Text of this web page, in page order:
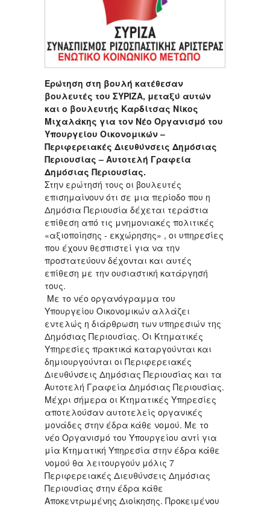
Ερώτηση στη βουλή κατέθεσαν
βουλευτές του ΣΥΡΙΖΑ, μεταξύ αυτών
και ο βουλευτής Καρδίτσας Νίκος
Μιχαλάκης για τον Νέο Οργανισμό του
Υπουργείου Οικονομικών –
Περιφερειακές Διευθύνσεις Δημόσιας
Περιουσίας – Αυτοτελή Γραφεία
Δημόσιας Περιουσίας.
Στην ερώτησή τους οι βουλευτές
επισημαίνουν ότι σε μια περίοδο που η
Δημόσια Περιουσία δέχεται τεράστια
επίθεση από τις μνημονιακές πολιτικές
«αξιοποίησης - εκχώρησης» , οι υπηρεσίες
που έχουν θεσπιστεί για να την
προστατεύουν δέχονται και αυτές
επίθεση με την ουσιαστική κατάργησή
τους.
Με το νέο οργανόγραμμα του
Υπουργείου Οικονομικών αλλάζει
εντελώς η διάρθρωση των υπηρεσιών της
Δημόσιας Περιουσίας. Οι Κτηματικές
Υπηρεσίες πρακτικά καταργούνται και
δημιουργούνται οι Περιφερειακές
Διευθύνσεις Δημόσιας Περιουσίας και τα
Αυτοτελή Γραφεία Δημόσιας Περιουσίας.
Μέχρι σήμερα οι Κτηματικές Υπηρεσίες
αποτελούσαν αυτοτελείς οργανικές
μονάδες στην έδρα κάθε νομού. Με το
νέο Οργανισμό του Υπουργείου αντί για
μία Κτηματική Υπηρεσία στην έδρα κάθε
νομού θα λειτουργούν μόλις 7
Περιφερειακές Διευθύνσεις Δημόσιας
Περιουσίας στην έδρα κάθε
Αποκεντρωμένης Διοίκησης. Προκειμένου